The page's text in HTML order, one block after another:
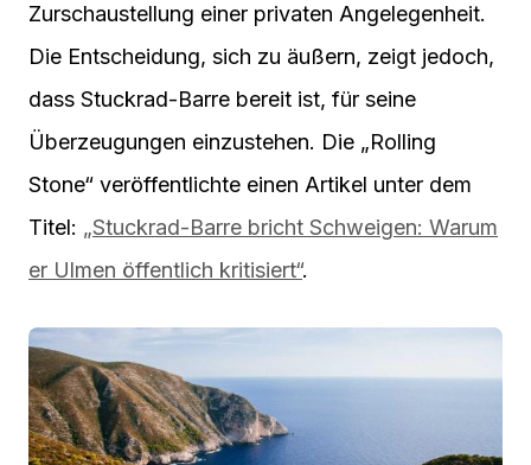
Zurschaustellung einer privaten Angelegenheit.
Die Entscheidung, sich zu äußern, zeigt jedoch,
dass Stuckrad-Barre bereit ist, für seine
Überzeugungen einzustehen. Die „Rolling
Stone“ veröffentlichte einen Artikel unter dem
Titel: „Stuckrad-Barre bricht Schweigen: Warum
er Ulmen öffentlich kritisiert“.